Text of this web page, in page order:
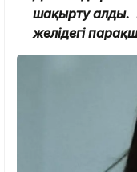
шақырту алды.
желідегі